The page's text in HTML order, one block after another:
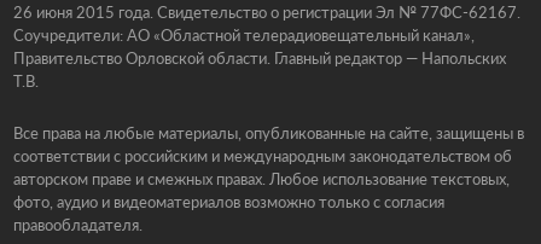
26 июня 2015 года. Свидетельство о регистрации Эл № 77ФС-62167.
Соучредители: АО «Областной телерадиовещательный канал»,
Правительство Орловской области. Главный редактор — Напольских
Т.В.
Все права на любые материалы, опубликованные на сайте, защищены в
соответствии с российским и международным законодательством об
авторском праве и смежных правах. Любое использование текстовых,
фото, аудио и видеоматериалов возможно только с согласия
правообладателя.